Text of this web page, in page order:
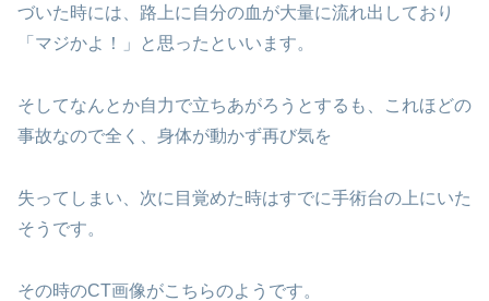
づいた時には、路上に自分の血が大量に流れ出しており
「マジかよ！」と思ったといいます。
そしてなんとか自力で立ちあがろうとするも、これほどの
事故なので全く、身体が動かず再び気を
失ってしまい、次に目覚めた時はすでに手術台の上にいた
そうです。
その時のCT画像がこちらのようです。